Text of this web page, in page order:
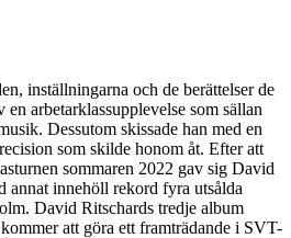
inställningarna och de berättelser de
arbetarklassupplevelse som sällan
Dessutom skissade han med en
som skilde honom åt. Efter att
sommaren 2022 gav sig David
annat innehöll rekord fyra utsålda
David Ritschards tredje album
att göra ett framträdande i SVT-